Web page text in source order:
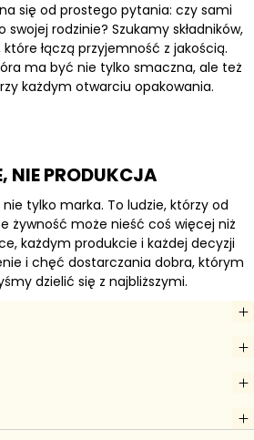
się od prostego pytania: czy sami
rodzinie? Szukamy składników,
łączą przyjemność z jakością.
ma być nie tylko smaczna, ale też
każdym otwarciu opakowania.
NIE PRODUKCJA
tylko marka. To ludzie, którzy od
żywność może nieść coś więcej niż
każdym produkcie i każdej decyzji
i chęć dostarczania dobra, którym
dzielić się z najbliższymi.